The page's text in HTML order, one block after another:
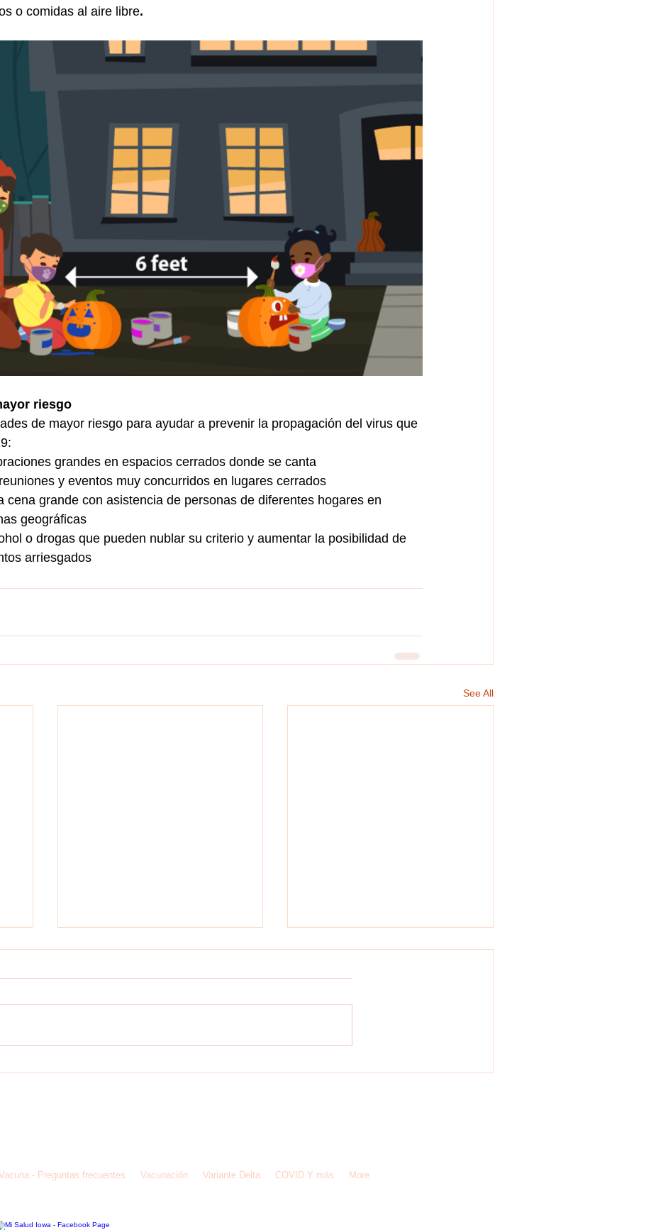
o comidas al aire libre.
riesgo
de mayor riesgo para ayudar a prevenir la propagación del virus que
grandes en espacios cerrados donde se canta
y eventos muy concurridos en lugares cerrados
cena grande con asistencia de personas de diferentes hogares en
geográficas
o drogas que pueden nublar su criterio y aumentar la posibilidad de
arriesgados
See All
Medidas para ayudar a prevenir la
COVID-19: RECOMENDACIONES
- Preguntas frecuentes Vacunación Variante Delta COVID Y más More